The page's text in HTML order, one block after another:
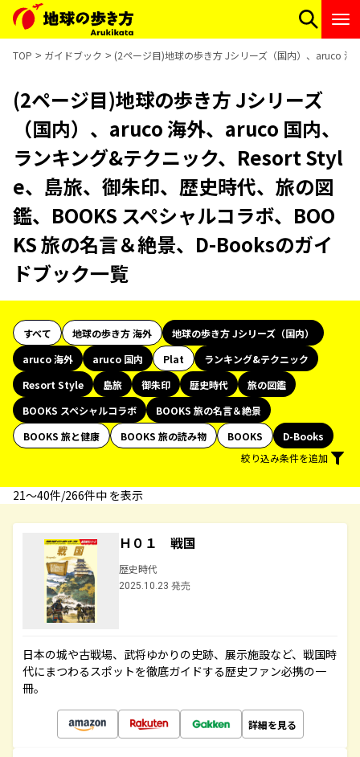
TOP ガイドブック (2ページ目)地球の歩き方 Jシリーズ（国内）、aruco
(2ページ目)地球の歩き方 Jシリーズ
（国内）、aruco 海外、aruco 国内、
ランキング&テクニック、Resort Styl
e、島旅、御朱印、歴史時代、旅の図
鑑、BOOKS スペシャルコラボ、BOO
KS 旅の名言＆絶景、D-Booksのガイ
ドブック一覧
すべて 地球の歩き方 海外
地球の歩き方 Jシリーズ（国内）
aruco 海外
aruco 国内 Plat
ランキング&テクニック
Resort Style
島旅 御朱印 歴史時代
旅の図鑑
BOOKS スペシャルコラボ
BOOKS 旅の名言＆絶景
BOOKS 旅と健康
BOOKS 旅の読み物 BOOKS
D-Books
絞り込み条件を追加
21〜40件/266件中 を表示
Ｈ０１ 戦国
歴史時代
2025.10.23 発売
日本の城や古戦場、武将ゆかりの史跡、展示施設など、戦国時
代にまつわるスポットを徹底ガイドする歴史ファン必携の一
冊。
詳細を見る